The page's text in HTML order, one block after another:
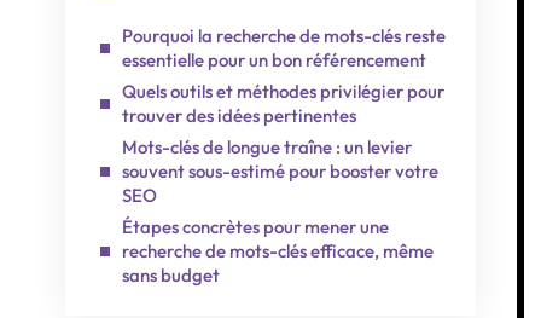
Pourquoi la recherche de mots-clés reste
essentielle pour un bon référencement
Quels outils et méthodes privilégier pour
trouver des idées pertinentes
Mots-clés de longue traîne : un levier
souvent sous-estimé pour booster votre
SEO
Étapes concrètes pour mener une
recherche de mots-clés efficace, même
sans budget